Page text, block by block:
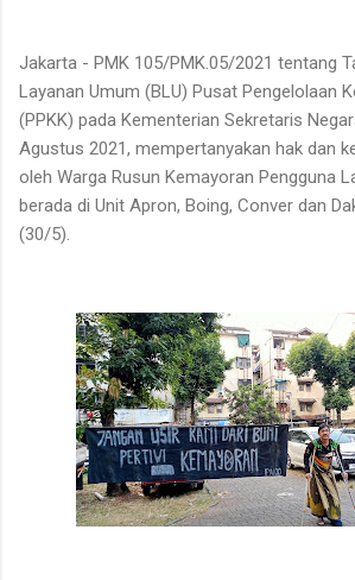
Jakarta - PMK 105/PMK.05/2021 tentang
Layanan Umum (BLU) Pusat Pengelolaan
(PPKK) pada Kementerian Sekretaris
Agustus 2021, mempertanyakan hak dan
oleh Warga Rusun Kemayoran Pengguna
berada di Unit Apron, Boing, Conver dan
(30/5).